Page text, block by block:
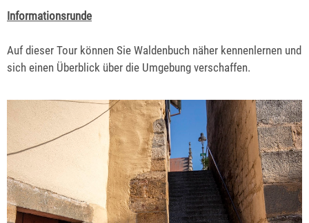
Informationsrunde
Auf dieser Tour können Sie Waldenbuch näher kennenlernen und
sich einen Überblick über die Umgebung verschaffen.